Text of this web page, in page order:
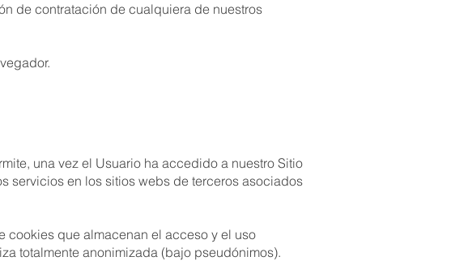
de contratación de cualquiera de nuestros
una vez el Usuario ha accedido a nuestro Sitio
servicios en los sitios webs de terceros asociados
cookies que almacenan el acceso y el uso
totalmente anonimizada (bajo pseudónimos).